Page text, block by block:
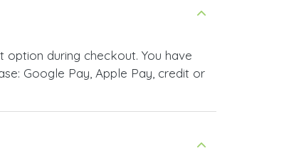
during checkout. You have
Google Pay, Apple Pay, credit or